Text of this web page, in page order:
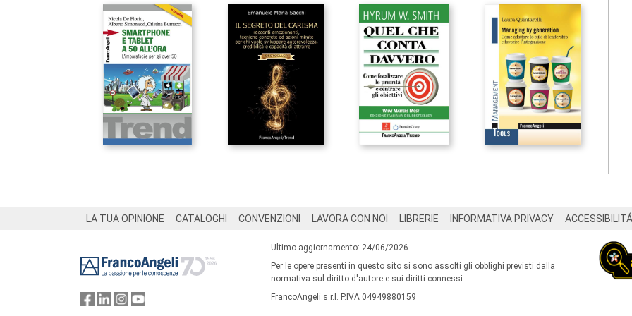
LA TUA OPINIONE CATALOGHI CONVENZIONI LAVORA CON NOI LIBRERIE INFORMATIVA PRIVACY ACCESSIBILITÁ
Ultimo aggiornamento: 24/06/2026
Per le opere presenti in questo sito si sono assolti gli obblighi previsti dalla
normativa sul diritto d'autore e sui diritti connessi.
FrancoAngeli s.r.l. P.IVA 04949880159